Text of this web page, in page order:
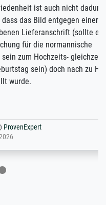
nicht dadurch
einer
(sollte eine
gleichzeitig
nach zu Hause